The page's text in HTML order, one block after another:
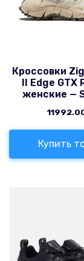
Кроссовки
II Edge GTX
женские —
Купить